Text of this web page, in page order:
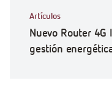
Artículos
Nuevo Router
gestión